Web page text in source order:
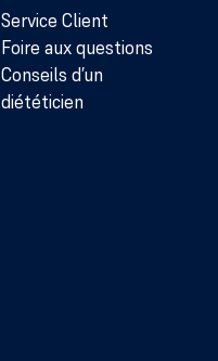
Service Client
Foire aux questions
Conseils d’un
diététicien